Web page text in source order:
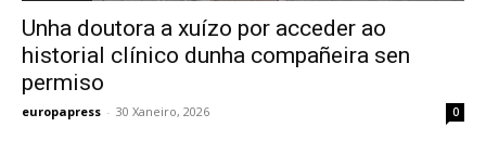
Unha doutora a xuízo por acceder ao
historial clínico dunha compañeira sen
permiso
europapress - 30 Xaneiro, 2026 0